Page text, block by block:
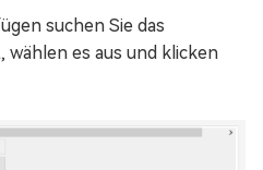
suchen Sie das
wählen es aus und klicken